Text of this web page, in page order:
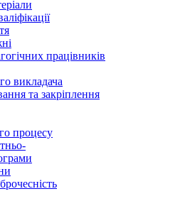
працівників
викладача
та закріплення
процесу